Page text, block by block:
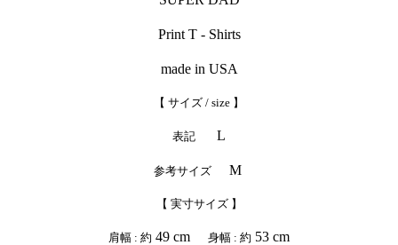
Print T - Shirts
made in USA
【 サイズ / size 】
表記 L
参考サイズM
【 実寸サイズ 】
肩幅 : 約 49 cm 身幅 : 約 53 cm